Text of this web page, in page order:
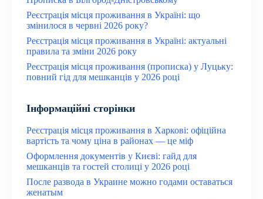
Реєстрація місця проживання в Україні: що
змінилося в червні 2026 року?
Реєстрація місця проживання в Україні: актуальні
правила та зміни 2026 року
Реєстрація місця проживання (прописка) у Луцьку:
повний гід для мешканців у 2026 році
Інформаційні сторінки
Реєстрація місця проживання в Харкові: офіційна
вартість та чому ціна в районах — це міф
Оформлення документів у Києві: гайд для
мешканців та гостей столиці у 2026 році
После развода в Украине можно годами оставаться
женатым